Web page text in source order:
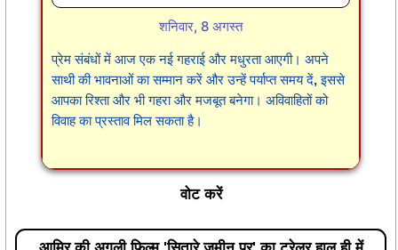
शनिवार, 8 अगस्त
प्रेम संबंधों में आज एक नई गहराई और मधुरता आएगी। अपने
साथी की भावनाओं का सम्मान करें और उन्हें पर्याप्त समय दें, इससे
आपका रिश्ता और भी गहरा और मजबूत बनेगा। अविवाहितों को
विवाह का प्रस्ताव मिल सकता है।
वोट करें